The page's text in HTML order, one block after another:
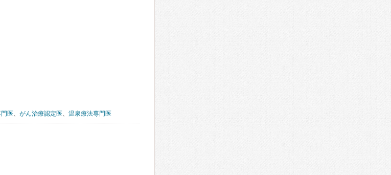
医、 がん治療認定医、 温泉療法専門医